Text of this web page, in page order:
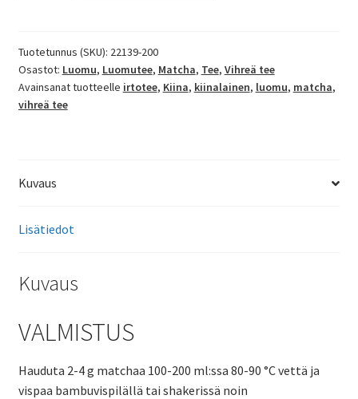
määrä
Tuotetunnus (SKU): 22139-200
Osastot: Luomu, Luomutee, Matcha, Tee, Vihreä tee
Avainsanat tuotteelle irtotee, Kiina, kiinalainen, luomu, matcha,
vihreä tee
Kuvaus
Lisätiedot
Kuvaus
VALMISTUS
Hauduta 2-4 g matchaa 100-200 ml:ssa 80-90 °C vettä ja
vispaa bambuvispilällä tai shakerissä noin